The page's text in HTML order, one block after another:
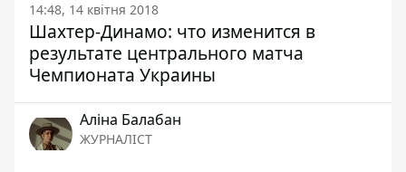
14:48, 14 квітня 2018
Шахтер-Динамо: что изменится в
результате центрального матча
Чемпионата Украины
Аліна Балабан
ЖУРНАЛІСТ